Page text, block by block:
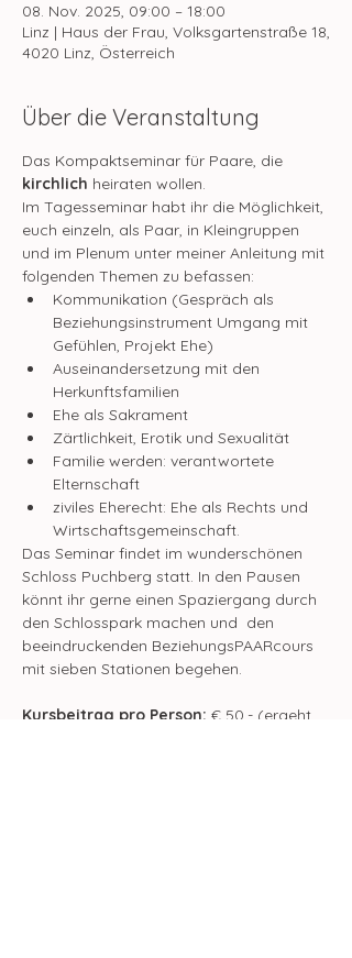
08. Nov. 2025, 09:00 – 18:00
Linz | Haus der Frau, Volksgartenstraße 18,
4020 Linz, Österreich
Über die Veranstaltung
Das Kompaktseminar für Paare, die
kirchlich heiraten wollen.
Im Tagesseminar habt ihr die Möglichkeit,
euch einzeln, als Paar, in Kleingruppen
und im Plenum unter meiner Anleitung mit
folgenden Themen zu befassen:
Kommunikation (Gespräch als
Beziehungsinstrument Umgang mit
Gefühlen, Projekt Ehe)
Auseinandersetzung mit den
Herkunftsfamilien
Ehe als Sakrament
Zärtlichkeit, Erotik und Sexualität
Familie werden: verantwortete
Elternschaft
ziviles Eherecht: Ehe als Rechts und
Wirtschaftsgemeinschaft.
Das Seminar findet im wunderschönen
Schloss Puchberg statt. In den Pausen
könnt ihr gerne einen Spaziergang durch
den Schlosspark machen und  den
beeindruckenden BeziehungsPAARcours
mit sieben Stationen begehen.
Kursbeitrag pro Person: € 50.- (ergeht